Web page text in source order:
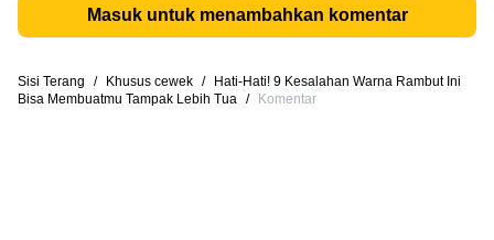
Masuk untuk menambahkan komentar
Sisi Terang / Khusus cewek /
Hati-Hati! 9 Kesalahan Warna Rambut Ini
Bisa Membuatmu Tampak Lebih Tua / Komentar